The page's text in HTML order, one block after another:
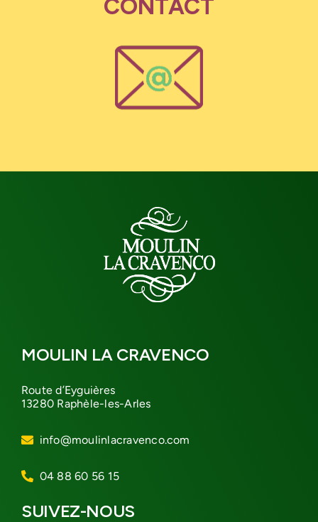
CONTACT
MOULIN LA CRAVENCO
Route d’Eyguières
13280 Raphèle-les-Arles
info@moulinlacravenco.com
04 88 60 56 15
SUIVEZ-NOUS